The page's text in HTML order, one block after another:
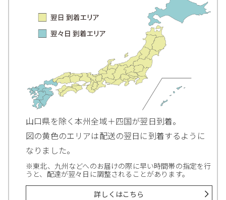
山口県を除く本州全域＋四国が翌日到着。
図の黄色のエリアは配送の翌日に到着するように
なりました。
※東北、九州などへのお届けの際に早い時間帯の指定を行
うと、配達が翌々日に調整されることがあります。
詳しくはこちら